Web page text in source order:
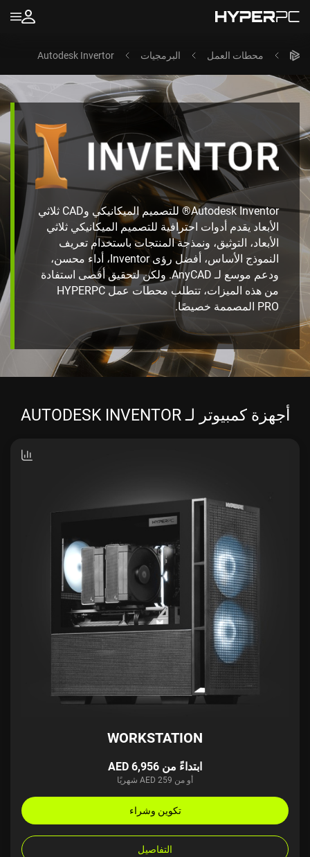
محطات العمل البرمجيات Autodesk Invertor
Autodesk Inventor® للتصميم الميكانيكي وCAD ثلاثي
الأبعاد يقدم أدوات احترافية للتصميم الميكانيكي ثلاثي
الأبعاد، التوثيق، ونمذجة المنتجات باستخدام تعريف
النموذج الأساس، أفضل رؤى Inventor، أداء محسن،
ودعم موسع لـ AnyCAD. ولكن لتحقيق أقصى استفادة
من هذه الميزات، تتطلب محطات عمل HYPERPC
PRO المصممة خصيصًا.
أجهزة كمبيوتر لـ AUTODESK INVENTOR
WORKSTATION
ابتداءً من AED 6,956
أو من AED 259 شهريًا
تكوين وشراء
التفاصيل